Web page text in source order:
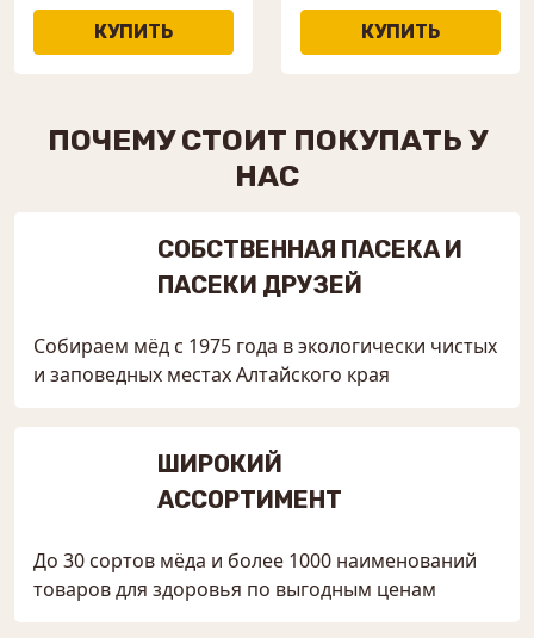
ПОЧЕМУ СТОИТ ПОКУПАТЬ У
НАС
СОБСТВЕННАЯ ПАСЕКА И
ПАСЕКИ ДРУЗЕЙ
Собираем мёд с 1975 года в экологически чистых
и заповедных местах Алтайского края
ШИРОКИЙ
АССОРТИМЕНТ
До 30 сортов мёда и более 1000 наименований
товаров для здоровья по выгодным ценам